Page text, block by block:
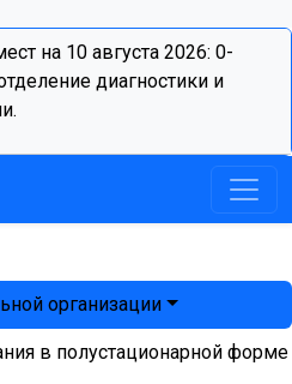
на 10 августа 2026: 0-
диагностики и
организации
в полустационарной форме